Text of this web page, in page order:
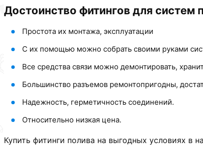
Достоинство фитингов для систем
Простота их монтажа, эксплуатации
С их помощью можно собрать своими руками
Все средства связи можно демонтировать,
Большинство разъемов ремонтопригодны,
Надежность, герметичность соединений.
Относительно низкая цена.
Купить фитинги полива на выгодных условиях в